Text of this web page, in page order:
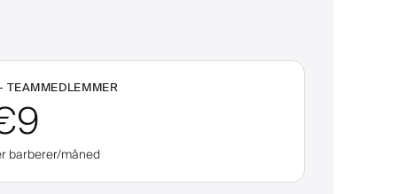
TEAMMEDLEMMER
barberer/måned